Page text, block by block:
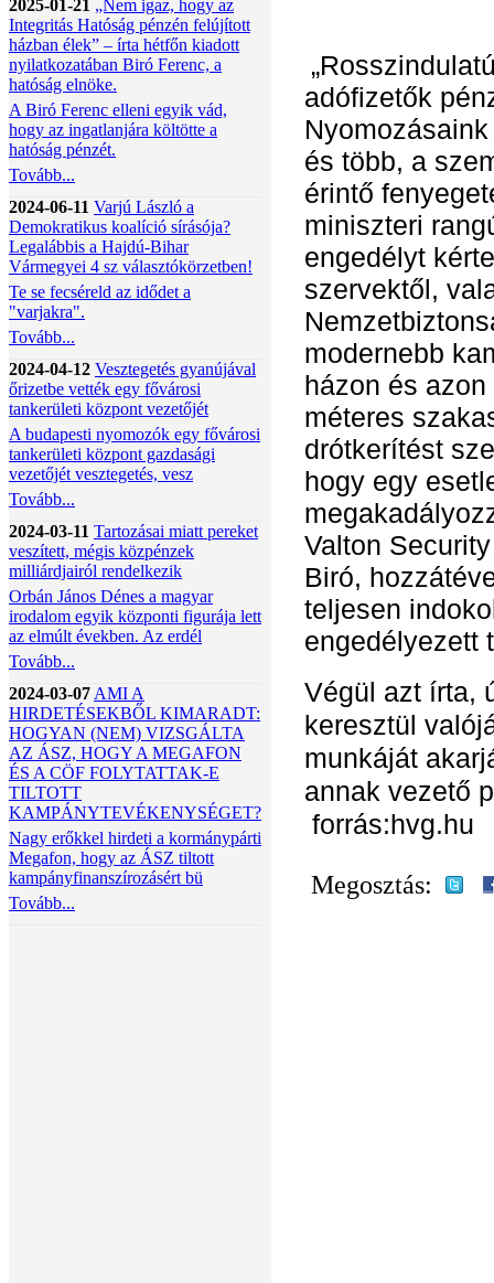
2025-01-21 „Nem igaz, hogy az
Integritás Hatóság pénzén felújított
házban élek” – írta hétfőn kiadott
nyilatkozatában Biró Ferenc, a
hatóság elnöke.
A Biró Ferenc elleni egyik vád,
hogy az ingatlanjára költötte a
hatóság pénzét.
Tovább...
2024-06-11 Varjú László a
Demokratikus koalíció sírásója?
Legalábbis a Hajdú-Bihar
Vármegyei 4 sz választókörzetben!
Te se fecséreld az idődet a
"varjakra".
Tovább...
2024-04-12 Vesztegetés gyanújával
őrizetbe vették egy fővárosi
tankerületi központ vezetőjét
A budapesti nyomozók egy fővárosi
tankerületi központ gazdasági
vezetőjét vesztegetés, vesz
Tovább...
2024-03-11 Tartozásai miatt pereket
veszített, mégis közpénzek
milliárdjairól rendelkezik
Orbán János Dénes a magyar
irodalom egyik központi figurája lett
az elmúlt években. Az erdél
Tovább...
2024-03-07 AMI A
HIRDETÉSEKBŐL KIMARADT:
HOGYAN (NEM) VIZSGÁLTA
AZ ÁSZ, HOGY A MEGAFON
ÉS A CÖF FOLYTATTAK-E
TILTOTT
KAMPÁNYTEVÉKENYSÉGET?
Nagy erőkkel hirdeti a kormánypárti
Megafon, hogy az ÁSZ tiltott
kampányfinanszírozásért bü
Tovább...
adófizetők
és több, a
érintő
miniszteri
engedélyt
szervektől,
modernebb
házon és
méteres
drótkerítést
hogy egy
Valton
Biró,
teljesen
engedélyezett
Végül azt írta,
keresztül
munkáját
annak vezető
forrás:hvg.hu
Megosztás: